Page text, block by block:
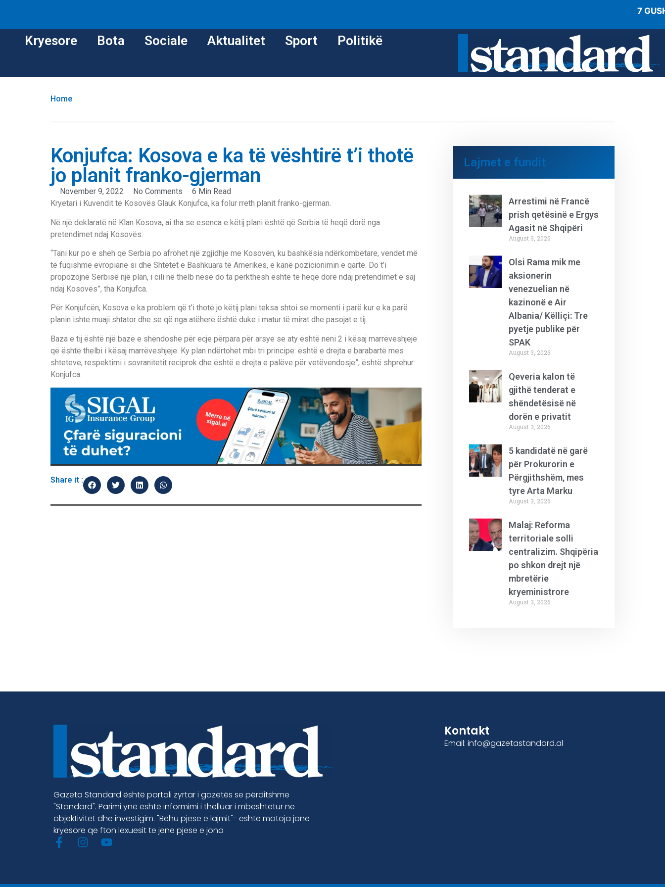
7
Kryesore Bota Sociale Aktualitet Sport Politikë
Home
Konjufca: Kosova e ka të vështirë t’i thotë
jo planit franko-gjerman
November 9, 2022 No Comments
6 Min Read
Kryetari i Kuvendit të Kosovës Glauk Konjufca, ka folur rreth planit franko-gjerman.
Në një deklaratë në Klan Kosova, ai tha se esenca e këtij plani është që Serbia të heqë dorë nga
pretendimet ndaj Kosovës.
“Tani kur po e sheh që Serbia po afrohet një zgjidhje me Kosovën, ku bashkësia ndërkombëtare, vendet më
të fuqishme evropiane si dhe Shtetet e Bashkuara të Amerikës, e kanë pozicionimin e qartë. Do t’i
propozojnë Serbisë një plan, i cili në thelb nëse do ta përkthesh është të heqë dorë ndaj pretendimet e saj
ndaj Kosovës”, tha Konjufca.
Për Konjufcën, Kosova e ka problem që t’i thotë jo këtij plani teksa shtoi se momenti i parë kur e ka parë
planin ishte muaji shtator dhe se që nga atëherë është duke i matur të mirat dhe pasojat e tij.
Baza e tij është një bazë e shëndoshë për ecje përpara për arsye se aty është neni 2 i kësaj marrëveshjeje
që është thelbi i kësaj marrëveshjeje. Ky plan ndërtohet mbi tri principe: është e drejta e barabartë mes
shteteve, respektimi i sovranitetit reciprok dhe është e drejta e palëve për vetëvendosje”, është shprehur
Konjufca.
Share it :
Lajmet e fundit
Arrestimi në Francë
prish qetësinë e Ergys
Agasit në Shqipëri
August 3, 2026
Olsi Rama mik me
aksionerin
venezuelian në
kazinonë e Air
Albania/ Këlliçi: Tre
pyetje publike për
SPAK
August 3, 2026
Qeveria kalon të
gjithë tenderat e
shëndetësisë në
dorën e privatit
August 3, 2026
5 kandidatë në garë
për Prokurorin e
Përgjithshëm, mes
tyre Arta Marku
August 3, 2026
Malaj: Reforma
territoriale solli
centralizim. Shqipëria
po shkon drejt një
mbretërie
kryeministrore
August 3, 2026
Gazeta Standard është portali zyrtar i gazetës se përditshme
"Standard". Parimi ynë është informimi i thelluar i mbeshtetur ne
objektivitet dhe investigim. "Behu pjese e lajmit"- eshte motoja jone
kryesore qe fton lexuesit te jene pjese e jona
Kontakt
Email: info@gazetastandard.al